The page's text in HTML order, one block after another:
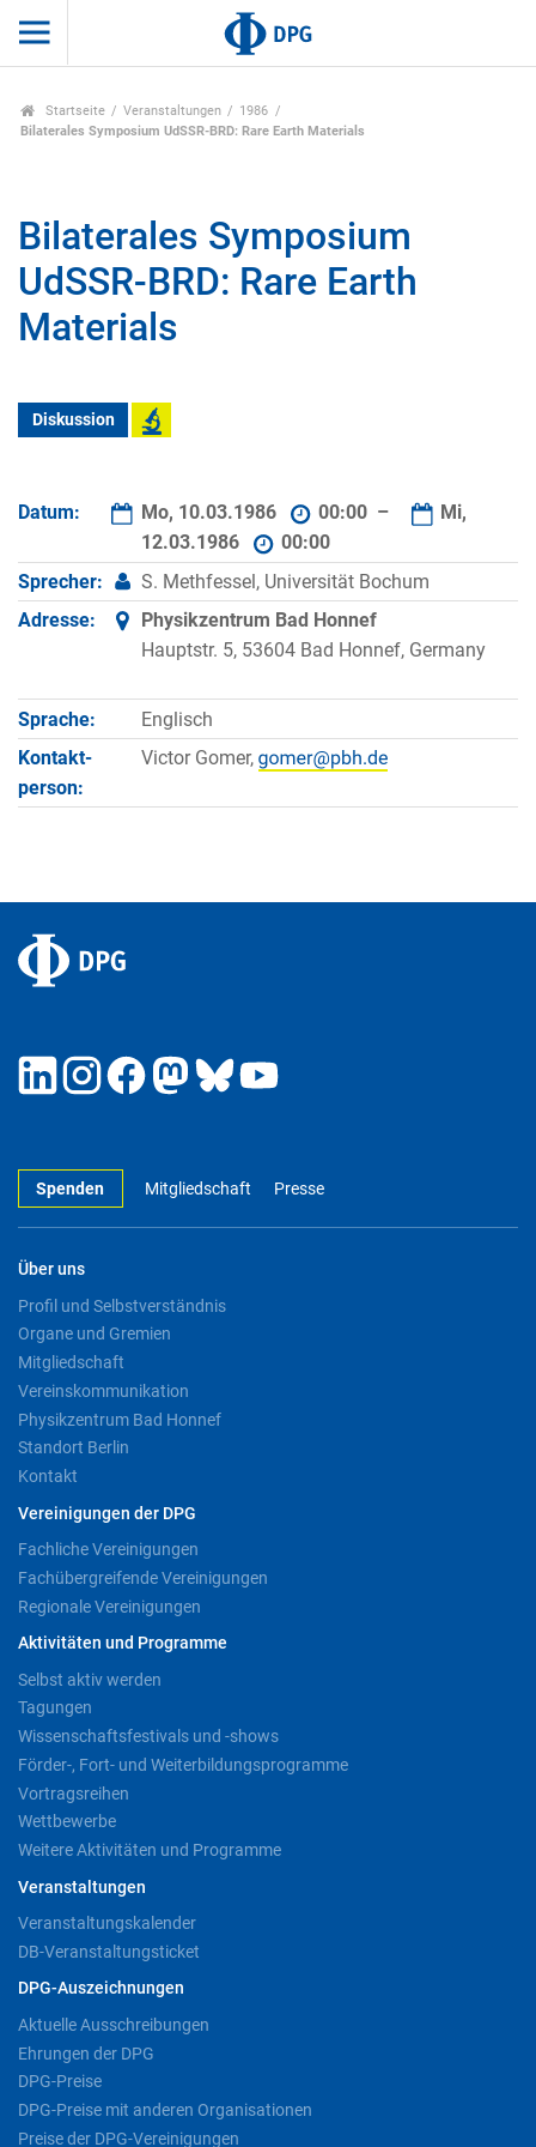
Startseite Veranstaltungen
1986
Bilaterales Symposium UdSSR-BRD: Rare Earth Materials
Bilaterales Symposium
UdSSR-BRD: Rare Earth
Materials
Diskussion
Datum: Mo, 10.03.1986 00:00 –
Mi,
12.03.1986
00:00
Sprecher:
S. Methfessel, Universität Bochum
Adresse:
Physikzentrum Bad Honnef
Hauptstr. 5, 53604 Bad Honnef, Germany
Sprache:
Englisch
Kontakt­
person:
Victor Gomer,
Spenden Mitgliedschaft Presse
Über uns
Profil und Selbstverständnis
Organe und Gremien
Mitgliedschaft
Vereinskommunikation
Physikzentrum Bad Honnef
Standort Berlin
Kontakt
Vereinigungen der DPG
Fachliche Vereinigungen
Fachübergreifende Vereinigungen
Regionale Vereinigungen
Aktivitäten und Programme
Selbst aktiv werden
Tagungen
Wissenschaftsfestivals und -shows
Förder-, Fort- und Weiterbildungsprogramme
Vortragsreihen
Wettbewerbe
Weitere Aktivitäten und Programme
Veranstaltungen
Veranstaltungskalender
DB-Veranstaltungsticket
DPG-Auszeichnungen
Aktuelle Ausschreibungen
Ehrungen der DPG
DPG-Preise
DPG-Preise mit anderen Organisationen
Preise der DPG-Vereinigungen